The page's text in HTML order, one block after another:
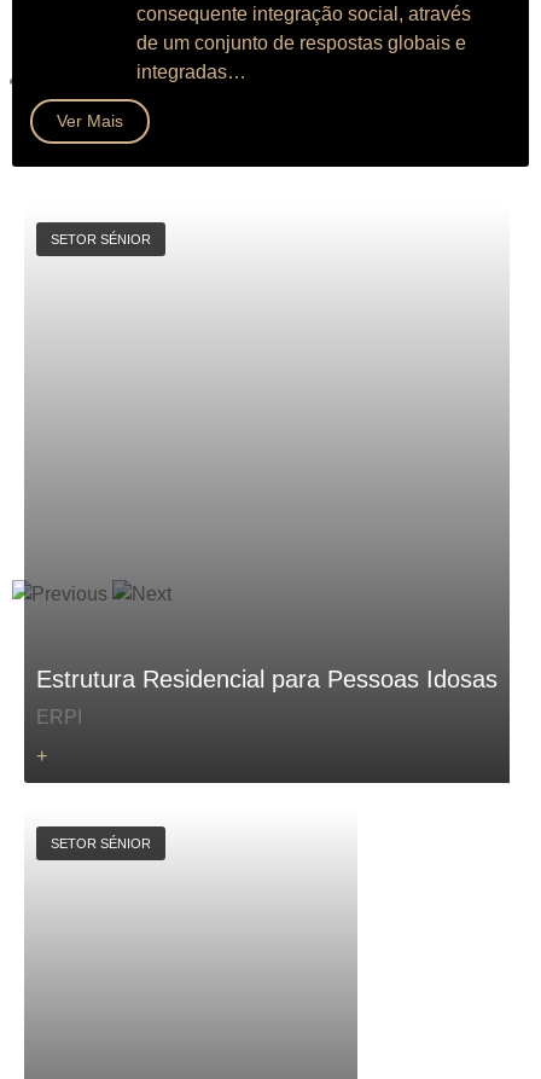
consequente integração social, através
de um conjunto de respostas globais e
integradas…
Ver Mais
SETOR SÉNIOR
Estrutura Residencial para Pessoas Idosas
ERPI
+
SETOR SÉNIOR